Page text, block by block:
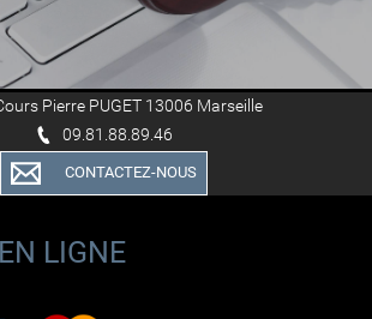
Pierre PUGET 13006 Marseille
09.81.88.89.46
CONTACTEZ-NOUS
LIGNE